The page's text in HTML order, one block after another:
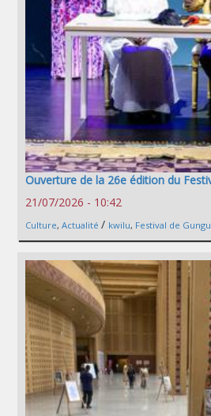
Ouverture de la 26e édition du
21/07/2026 - 10:42
Culture, Actualité / kwilu, Festival de Gungu